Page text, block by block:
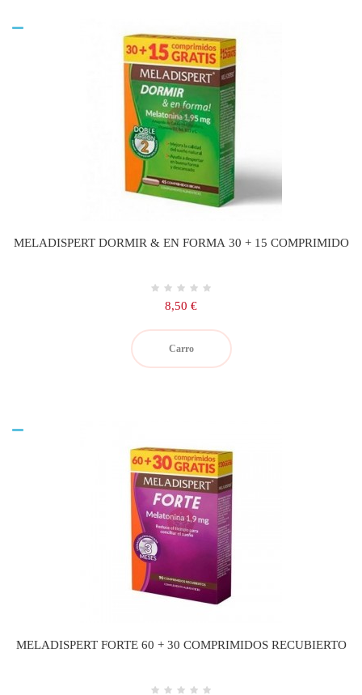
MELADISPERT DORMIR & EN FORMA 30 + 15 COMPRIMIDO
Precio
8,50 €
Carro
MELADISPERT FORTE 60 + 30 COMPRIMIDOS RECUBIERTO